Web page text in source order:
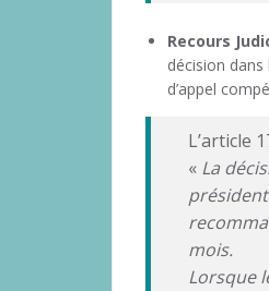
Recours
décision
d’appel
L’article
« La
mois.
Lorsque